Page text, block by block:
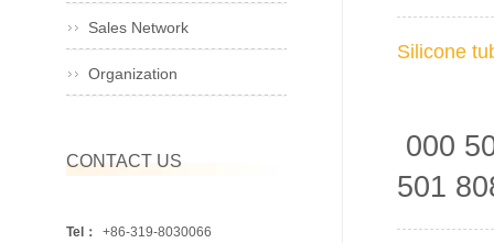
Silicone
000
501
Sales Network
Organization
CONTACT US
Tel： +86-319-8030066